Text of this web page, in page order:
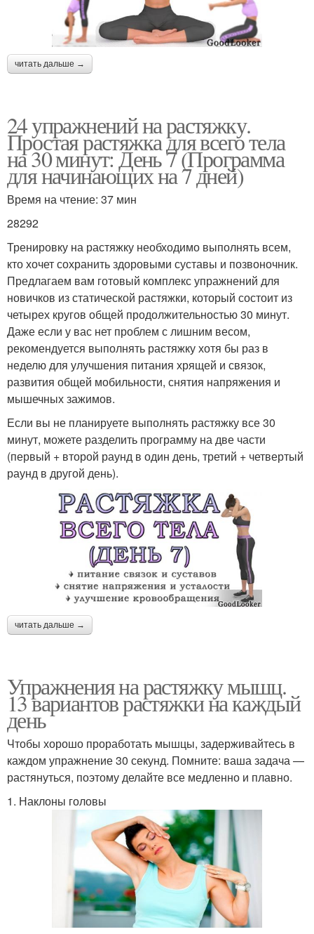
читать дальше →
24 упражнений на растяжку.
Простая растяжка для всего тела
на 30 минут: День 7 (Программа
для начинающих на 7 дней)
Время на чтение: 37 мин
28292
Тренировку на растяжку необходимо выполнять всем,
кто хочет сохранить здоровыми суставы и позвоночник.
Предлагаем вам готовый комплекс упражнений для
новичков из статической растяжки, который состоит из
четырех кругов общей продолжительностью 30 минут.
Даже если у вас нет проблем с лишним весом,
рекомендуется выполнять растяжку хотя бы раз в
неделю для улучшения питания хрящей и связок,
развития общей мобильности, снятия напряжения и
мышечных зажимов.
Если вы не планируете выполнять растяжку все 30
минут, можете разделить программу на две части
(первый + второй раунд в один день, третий + четвертый
раунд в другой день).
читать дальше →
Упражнения на растяжку мышц.
13 вариантов растяжки на каждый
день
Чтобы хорошо проработать мышцы, задерживайтесь в
каждом упражнение 30 секунд. Помните: ваша задача —
растянуться, поэтому делайте все медленно и плавно.
1. Наклоны головы